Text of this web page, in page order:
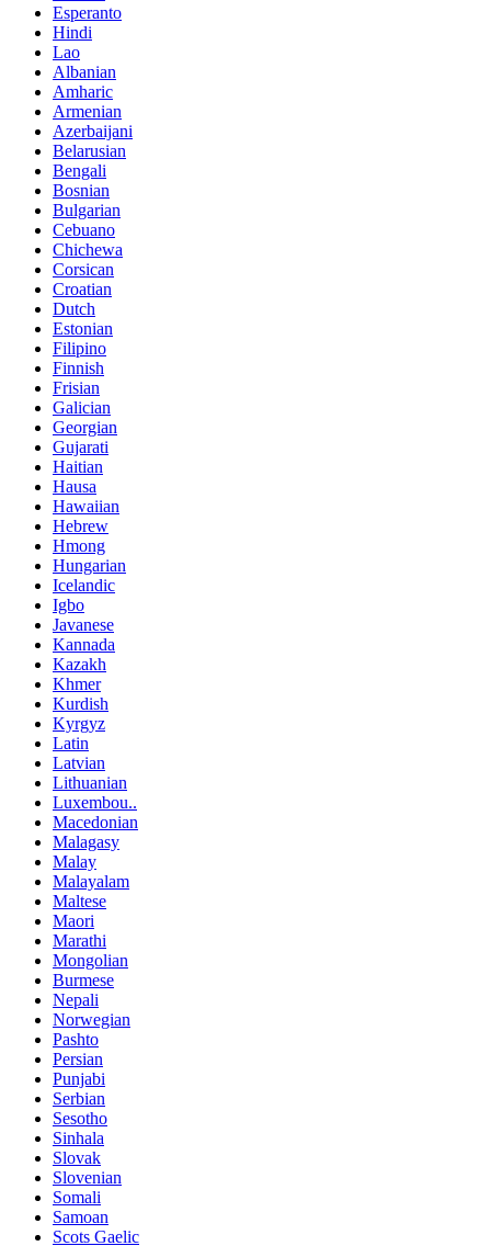
Esperanto
Hindi
Lao
Albanian
Amharic
Armenian
Azerbaijani
Belarusian
Bengali
Bosnian
Bulgarian
Cebuano
Chichewa
Corsican
Croatian
Dutch
Estonian
Filipino
Finnish
Frisian
Galician
Georgian
Gujarati
Haitian
Hausa
Hawaiian
Hebrew
Hmong
Hungarian
Icelandic
Igbo
Javanese
Kannada
Kazakh
Khmer
Kurdish
Kyrgyz
Latin
Latvian
Lithuanian
Luxembou..
Macedonian
Malagasy
Malay
Malayalam
Maltese
Maori
Marathi
Mongolian
Burmese
Nepali
Norwegian
Pashto
Persian
Punjabi
Serbian
Sesotho
Sinhala
Slovak
Slovenian
Somali
Samoan
Scots Gaelic